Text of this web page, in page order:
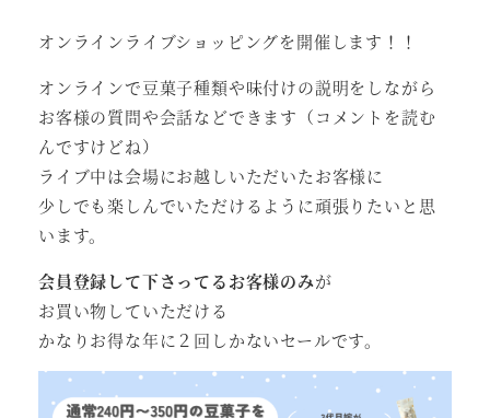
オンラインライブショッピングを開催します！！
オンラインで豆菓子種類や味付けの説明をしながら
お客様の質問や会話などできます（コメントを読む
んですけどね）
ライブ中は会場にお越しいただいたお客様に
少しでも楽しんでいただけるように頑張りたいと思
います。
会員登録して下さってるお客様のみが
お買い物していただける
かなりお得な年に２回しかないセールです。